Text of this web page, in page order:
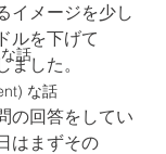
話
な話
イメージを少し
ルを下げて
した。
の回答をしてい
はまずその